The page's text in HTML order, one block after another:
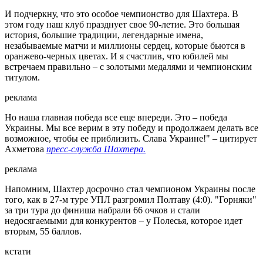
И подчеркну, что это особое чемпионство для Шахтера. В
этом году наш клуб празднует свое 90-летие. Это большая
история, большие традиции, легендарные имена,
незабываемые матчи и миллионы сердец, которые бьются в
оранжево-черных цветах. И я счастлив, что юбилей мы
встречаем правильно – с золотыми медалями и чемпионским
титулом.
реклама
Но наша главная победа все еще впереди. Это – победа
Украины. Мы все верим в эту победу и продолжаем делать все
возможное, чтобы ее приблизить. Слава Украине!" – цитирует
Ахметова пресс-служба Шахтера.
реклама
Напомним, Шахтер досрочно стал чемпионом Украины после
того, как в 27-м туре УПЛ разгромил Полтаву (4:0). "Горняки"
за три тура до финиша набрали 66 очков и стали
недосягаемыми для конкурентов – у Полесья, которое идет
вторым, 55 баллов.
кстати